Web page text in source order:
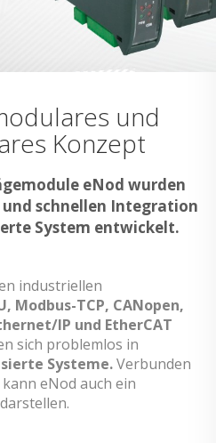
und
Konzept
eNod wurden
schnellen Integration
System entwickelt.
industriellen
Modbus-TCP, CANopen,
IP und EtherCAT
sich problemlos in
Systeme.Verbunden
eNod auch ein